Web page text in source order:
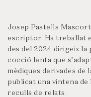
Josep Pastells
escriptor. Ha treballat
des del 2024 dirigeix la
cocció lenta que
mèdiques derivades de
publicat una vintena de
reculls de relats.